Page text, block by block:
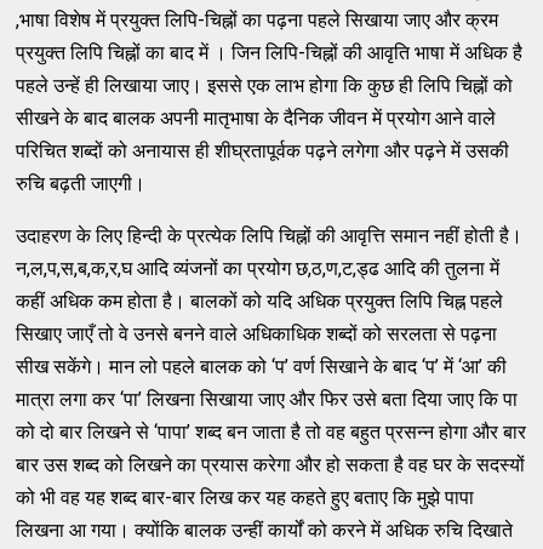
,भाषा विशेष में प्रयुक्त लिपि-चिह्नों का पढ़ना पहले सिखाया जाए और क्रम
प्रयुक्त लिपि चिह्नों का बाद में । जिन लिपि-चिह्नों की आवृति भाषा में अधिक है
पहले उन्हें ही लिखाया जाए। इससे एक लाभ होगा कि कुछ ही लिपि चिह्नों को
सीखने के बाद बालक अपनी मातृभाषा के दैनिक जीवन में प्रयोग आने वाले
परिचित शब्दों को अनायास ही शीघ्रतापूर्वक पढ़ने लगेगा और पढ़ने में उसकी
रुचि बढ़ती जाएगी।
उदाहरण के लिए हिन्दी के प्रत्येक लिपि चिह्नों की आवृत्ति समान नहीं होती है।
न,ल,प,स,ब,क,र,घ आदि व्यंजनों का प्रयोग छ,ठ,ण,ट,ड्ढ आदि की तुलना में
कहीं अधिक कम होता है। बालकों को यदि अधिक प्रयुक्त लिपि चिह्न पहले
सिखाए जाएँ तो वे उनसे बनने वाले अधिकाधिक शब्दों को सरलता से पढ़ना
सीख सकेंगे। मान लो पहले बालक को ‘प’ वर्ण सिखाने के बाद ‘प’ में ‘आ’ की
मात्रा लगा कर ‘पा’ लिखना सिखाया जाए और फिर उसे बता दिया जाए कि पा
को दो बार लिखने से ‘पापा’ शब्द बन जाता है तो वह बहुत प्रसन्न होगा और बार
बार उस शब्द को लिखने का प्रयास करेगा और हो सकता है वह घर के सदस्यों
को भी वह यह शब्द बार-बार लिख कर यह कहते हुए बताए कि मुझे पापा
लिखना आ गया। क्योंकि बालक उन्हीं कार्यों को करने में अधिक रुचि दिखाते